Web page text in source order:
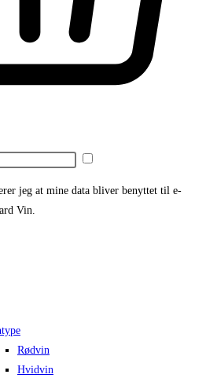
jeg at mine data bliver benyttet til e-
Vin.
Rødvin
Hvidvin